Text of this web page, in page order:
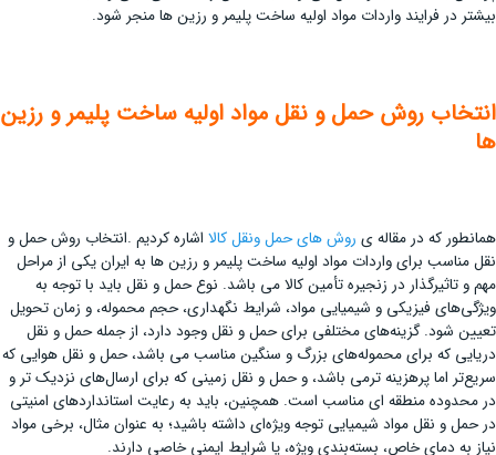
بیشتر در فرایند واردات مواد اولیه ساخت پلیمر و رزین ها منجر شود.
انتخاب روش حمل و نقل مواد اولیه ساخت پلیمر و رزین
ها
همانطور که در مقاله ی روش های حمل ونقل کالا اشاره کردیم .انتخاب روش حمل و
نقل مناسب برای واردات مواد اولیه ساخت پلیمر و رزین ها به ایران یکی از مراحل
مهم و تاثیرگذار در زنجیره تأمین کالا می باشد. نوع حمل و نقل باید با توجه به
ویژگی‌های فیزیکی و شیمیایی مواد، شرایط نگهداری، حجم محموله، و زمان تحویل
تعیین شود. گزینه‌های مختلفی برای حمل و نقل وجود دارد، از جمله حمل و نقل
دریایی که برای محموله‌های بزرگ و سنگین مناسب می باشد، حمل و نقل هوایی که
سریع‌تر اما پرهزینه ‌ترمی باشد، و حمل و نقل زمینی که برای ارسال‌های نزدیک ‌تر و
در محدوده منطقه ‌ای مناسب است. همچنین، باید به رعایت استانداردهای امنیتی
در حمل و نقل مواد شیمیایی توجه ویژه‌ای داشته باشید؛ به عنوان مثال، برخی مواد
نیاز به دمای خاص، بسته‌بندی ویژه، یا شرایط ایمنی خاصی دارند.